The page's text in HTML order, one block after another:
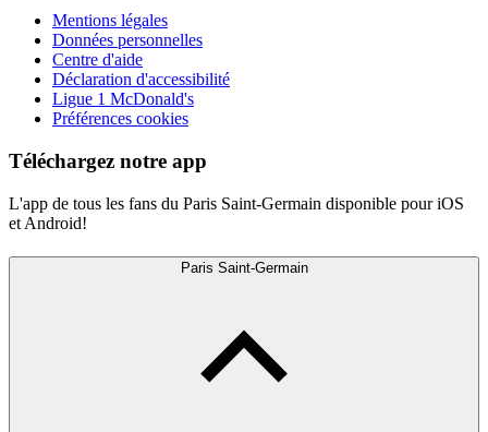
Mentions légales
Données personnelles
Centre d'aide
Déclaration d'accessibilité
Ligue 1 McDonald's
Préférences cookies
Téléchargez notre app
L'app de tous les fans du Paris Saint-Germain disponible pour iOS
et Android!
Paris Saint-Germain